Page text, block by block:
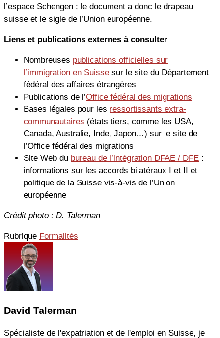
l’espace Schengen : le document a donc le drapeau
suisse et le sigle de l’Union européenne.
Liens et publications externes à consulter
Nombreuses publications officielles sur
l’immigration en Suisse sur le site du Département
fédéral des affaires étrangères
Publications de l’Office fédéral des migrations
Bases légales pour les ressortissants extra-
communautaires (états tiers, comme les USA,
Canada, Australie, Inde, Japon…) sur le site de
l’Office fédéral des migrations
Site Web du bureau de l’intégration DFAE / DFE :
informations sur les accords bilatéraux I et II et
politique de la Suisse vis-à-vis de l’Union
européenne
Crédit photo : D. Talerman
Rubrique Formalités
David Talerman
Spécialiste de l'expatriation et de l'emploi en Suisse, je